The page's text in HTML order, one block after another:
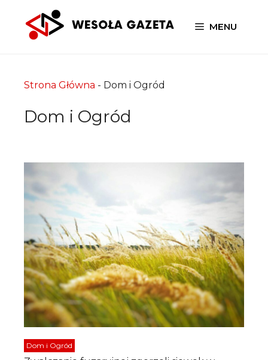
MENU
Strona Główna - Dom i Ogród
Dom i Ogród
Dom i Ogród